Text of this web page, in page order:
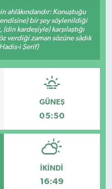
ahlâkındandır: Konuştuğu
bir şey söylenildiği
kardeşiyle) karşılaştığı
verdiği zaman sözüne sâdık
i Şerif)
GÜNEŞ
05:50
İKINDI
16:49